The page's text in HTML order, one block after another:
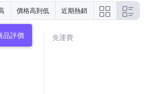
價格高到低 近期熱銷
品評價 免運費